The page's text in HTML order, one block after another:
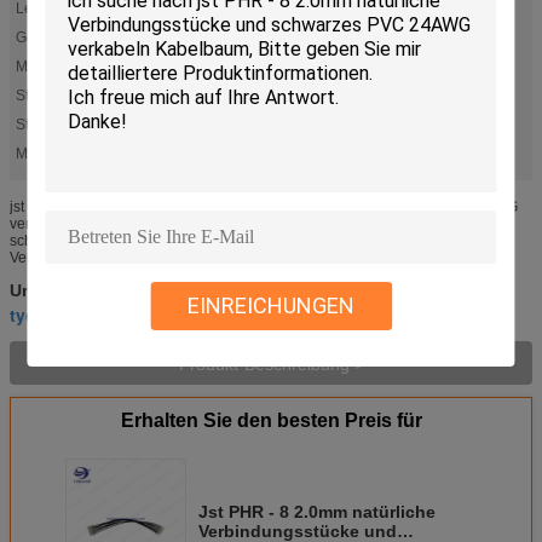
EINREICHUNGEN
Leght:
100mm-2000mm
Größe:
Kundenspezifische Kundenbezogenheit
Material:
PVC
Stellplatz:
2.0mm
Stifte:
2-16
Markieren:
jst PHR - 8 2.0mm natürliche Verbindungsstücke und schwarzes PVC 24AWG
verkabeln Kabelbaum jst PHR - 8 2.0mm natürliche Verbindungsstücke und
schwarzes PVC 24AWG verkabeln Kabelbaum Kategorien
Verbindungsstücke...
Umbauten: 9 Stiftkabelstrang lötende Fahrzeugleitung
tyco Kabelstrang
Produkt-Beschreibung >
Erhalten Sie den besten Preis für
Jst PHR - 8 2.0mm natürliche
Verbindungsstücke und